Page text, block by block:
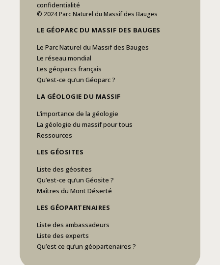
confidentialité
© 2024 Parc Naturel du Massif des Bauges
LE GÉOPARC DU MASSIF DES BAUGES
Le Parc Naturel du Massif des Bauges
Le réseau mondial
Les géoparcs français
Qu’est-ce qu’un Géoparc ?
LA GÉOLOGIE DU MASSIF
L’importance de la géologie
La géologie du massif pour tous
Ressources
LES GÉOSITES
Liste des géosites
Qu’est-ce qu’un Géosite ?
Maîtres du Mont Déserté
LES GÉOPARTENAIRES
Liste des ambassadeurs
Liste des experts
Qu’est ce qu’un géopartenaires ?